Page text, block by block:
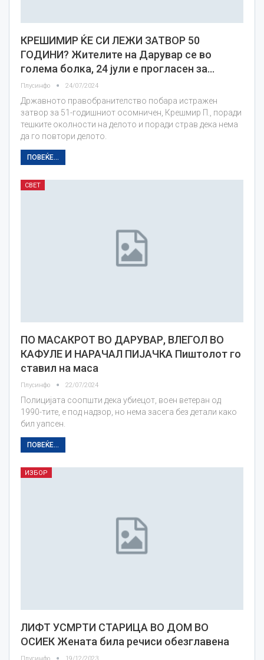
КРЕШИМИР ЌЕ СИ ЛЕЖИ ЗАТВОР 50
ГОДИНИ? Жителите на Дарувар се во
голема болка, 24 јули е прогласен за…
Плусинфо 24/07/2024
Државното правобранителство побара истражен
затвор за 51-годишниот осомничен, Крешмир П., поради
тешките околности на делото и поради страв дека нема
да го повтори делото.
ПОВЕЌЕ...
СВЕТ
ПО МАСАКРОТ ВО ДАРУВАР, ВЛЕГОЛ ВО
КАФУЛЕ И НАРАЧАЛ ПИЈАЧКА Пиштолот го
ставил на маса
Плусинфо 22/07/2024
Полицијата соопшти дека убиецот, воен ветеран од
1990-тите, е под надзор, но нема засега без детали како
бил уапсен.
ПОВЕЌЕ...
ИЗБОР
ЛИФТ УСМРТИ СТАРИЦА ВО ДОМ ВО
ОСИЕК Жената била речиси обезглавена